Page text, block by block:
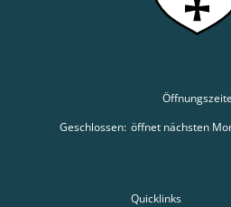
Klicken, um weitere Öffnungs-
Geschlossen: öffnet nächsten
Quicklinks